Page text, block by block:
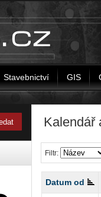
Stavebnictví GIS
Kalendář
Filtr:
Datum od